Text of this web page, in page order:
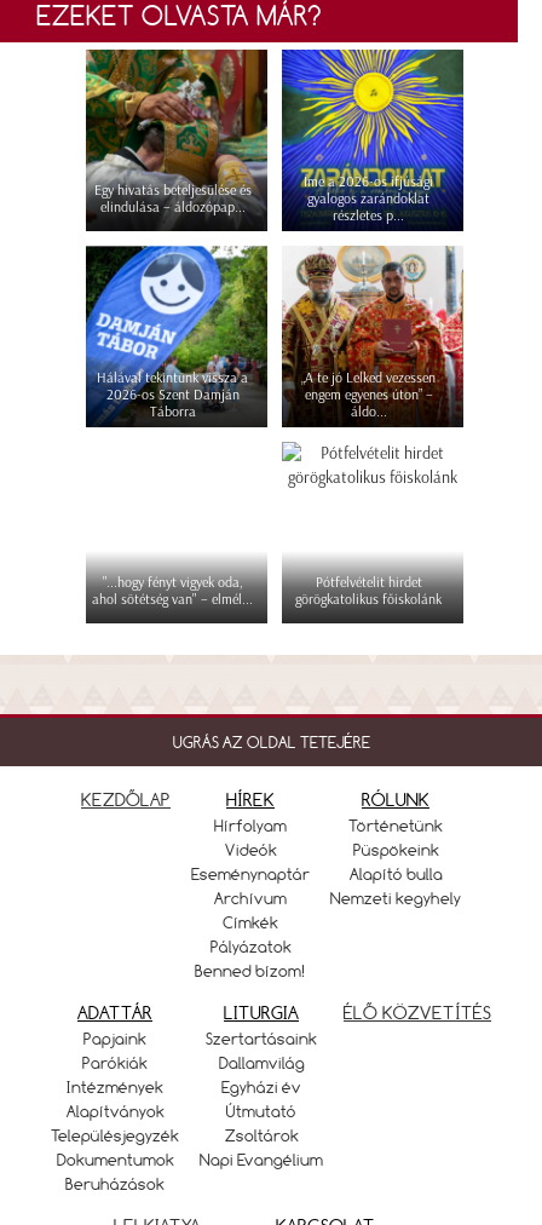
EZEKET OLVASTA MÁR?
Egy hivatás beteljesülése és
elindulása – áldozópap...
Íme a 2026-os ifjúsági
gyalogos zarándoklat
részletes p...
Hálával tekintünk vissza a
2026-os Szent Damján
Táborra
„A te jó Lelked vezessen
engem egyenes úton” –
áldo...
"...hogy fényt vigyek oda,
ahol sötétség van" – elmél...
Pótfelvételit hirdet
görögkatolikus főiskolánk
UGRÁS AZ OLDAL TETEJÉRE
KEZDŐLAP HÍREK
Hírfolyam
Videók
Eseménynaptár
Archívum
Címkék
Pályázatok
Benned bízom!
RÓLUNK
Történetünk
Püspökeink
Alapító bulla
Nemzeti kegyhely
ADATTÁR
Papjaink
Parókiák
Intézmények
Alapítványok
Településjegyzék
Dokumentumok
Beruházások
LITURGIA
Szertartásaink
Dallamvilág
Egyházi év
Útmutató
Zsoltárok
Napi Evangélium
ÉLŐ KÖZVETÍTÉS